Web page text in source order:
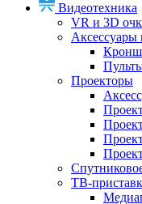
Видеотехника
VR и 3D
Аксессуары
Проекторы
ТВ-